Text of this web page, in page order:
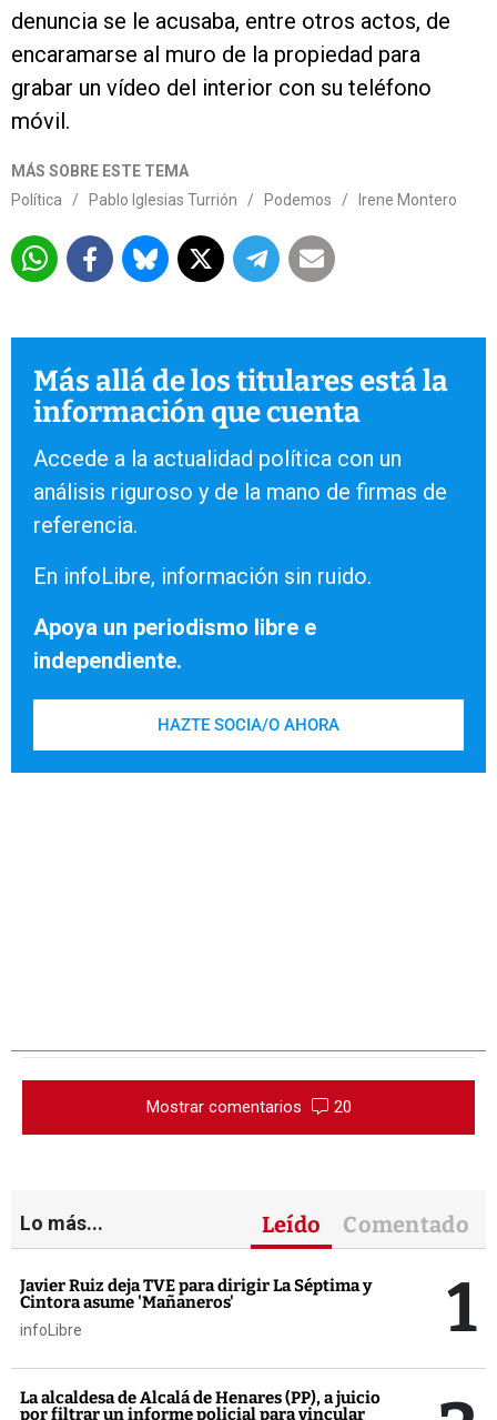
denuncia se le acusaba, entre otros actos, de
encaramarse al muro de la propiedad para
grabar un vídeo del interior con su teléfono
móvil.
MÁS SOBRE ESTE TEMA
Política
/ Pablo Iglesias Turrión / Podemos / Irene Montero
Más allá de los titulares está la
información que cuenta
Accede a la actualidad política con un
análisis riguroso y de la mano de firmas de
referencia.
En infoLibre, información sin ruido.
Apoya un periodismo libre e
independiente.
HAZTE SOCIA/O AHORA
Mostrar comentarios 20
Lo más... Leído Comentado
Javier Ruiz deja TVE para dirigir La Séptima y
Cintora asume 'Mañaneros'
infoLibre 1
La alcaldesa de Alcalá de Henares (PP), a juicio
por filtrar un informe policial para vincular